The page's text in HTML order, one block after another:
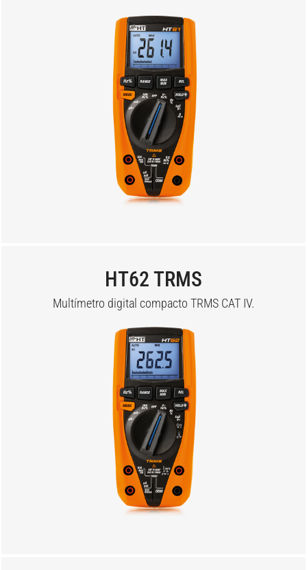
HT62 TRMS
Multímetro digital compacto TRMS CAT IV.